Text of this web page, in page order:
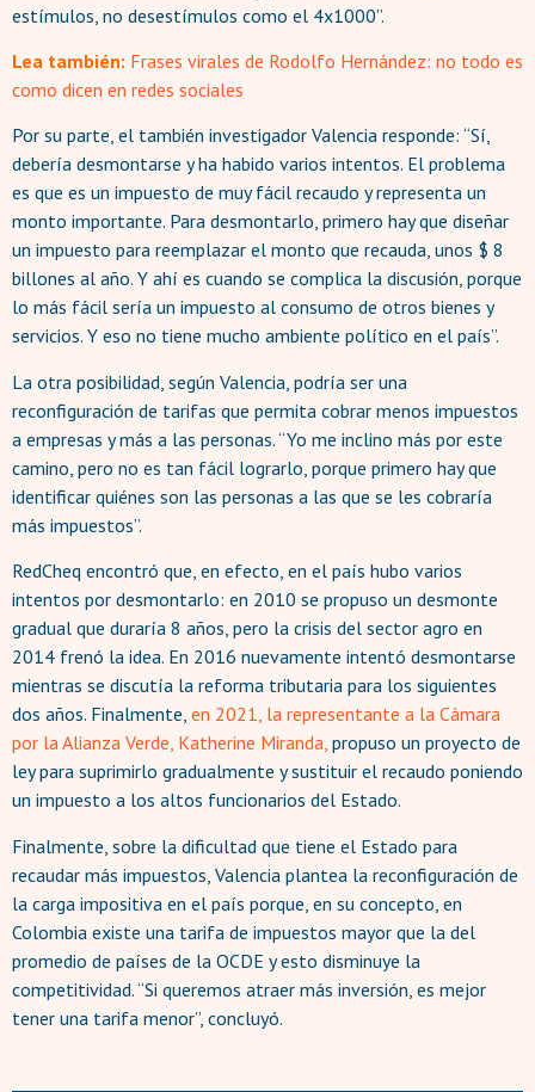
estímulos, no desestímulos como el 4x1000”.
Lea también: Frases virales de Rodolfo Hernández: no todo es
como dicen en redes sociales
Por su parte, el también investigador Valencia responde: “Sí,
debería desmontarse y ha habido varios intentos. El problema
es que es un impuesto de muy fácil recaudo y representa un
monto importante. Para desmontarlo, primero hay que diseñar
un impuesto para reemplazar el monto que recauda, unos $ 8
billones al año. Y ahí es cuando se complica la discusión, porque
lo más fácil sería un impuesto al consumo de otros bienes y
servicios. Y eso no tiene mucho ambiente político en el país”.
La otra posibilidad, según Valencia, podría ser una
reconfiguración de tarifas que permita cobrar menos impuestos
a empresas y más a las personas. “Yo me inclino más por este
camino, pero no es tan fácil lograrlo, porque primero hay que
identificar quiénes son las personas a las que se les cobraría
más impuestos”.
RedCheq encontró que, en efecto, en el país hubo varios
intentos por desmontarlo: en 2010 se propuso un desmonte
gradual que duraría 8 años, pero la crisis del sector agro en
2014 frenó la idea. En 2016 nuevamente intentó desmontarse
mientras se discutía la reforma tributaria para los siguientes
dos años. Finalmente, en 2021, la representante a la Cámara
por la Alianza Verde, Katherine Miranda, propuso un proyecto de
ley para suprimirlo gradualmente y sustituir el recaudo poniendo
un impuesto a los altos funcionarios del Estado.
Finalmente, sobre la dificultad que tiene el Estado para
recaudar más impuestos, Valencia plantea la reconfiguración de
la carga impositiva en el país porque, en su concepto, en
Colombia existe una tarifa de impuestos mayor que la del
promedio de países de la OCDE y esto disminuye la
competitividad. “Si queremos atraer más inversión, es mejor
tener una tarifa menor”, concluyó.